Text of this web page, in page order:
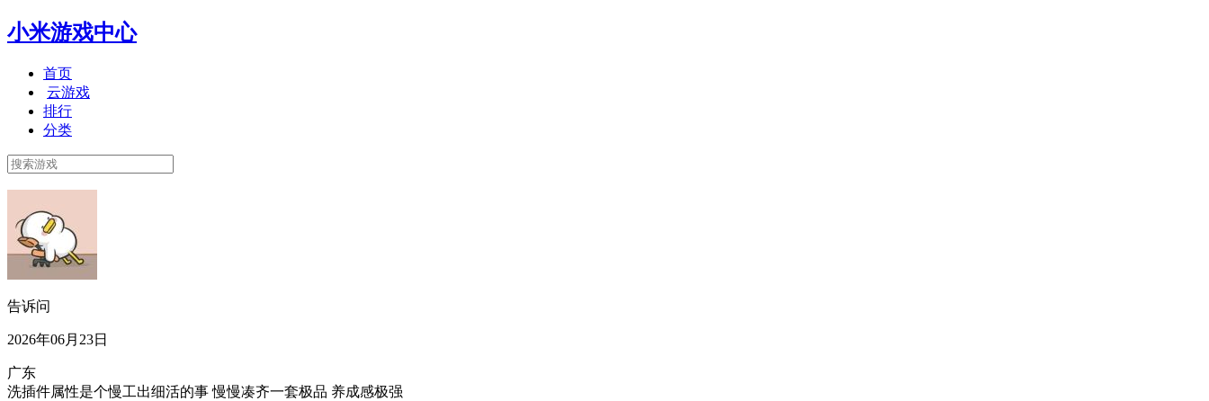
小米游戏中心
首页
云游戏
排行
分类
告诉问
2026年06月23日
广东
洗插件属性是个慢工出细活的事 慢慢凑齐一套极品 养成感极强